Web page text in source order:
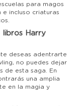
para magos
incluso criaturas
libros Harry
deseas adentrarte
no puedes dejar
de esta saga. En
una amplia
en la magia y